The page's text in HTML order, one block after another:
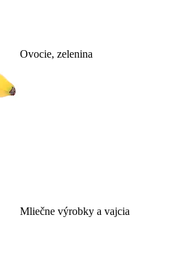
Ovocie, zelenina
Mliečne výrobky a vajcia